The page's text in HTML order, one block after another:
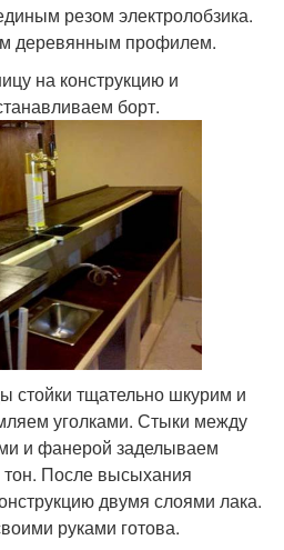
резом электролобзика.
деревянным профилем.
на конструкцию и
борт.
стойки тщательно шкурим и
уголками. Стыки между
и фанерой заделываем
После высыхания
двумя слоями лака.
руками готова.